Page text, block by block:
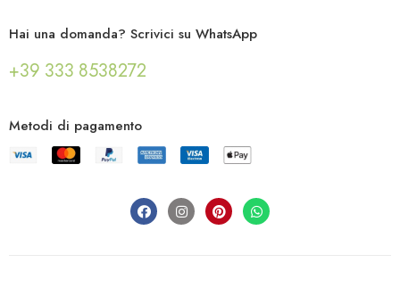
Hai una domanda? Scrivici su WhatsApp
+39 333 8538272
Metodi di pagamento